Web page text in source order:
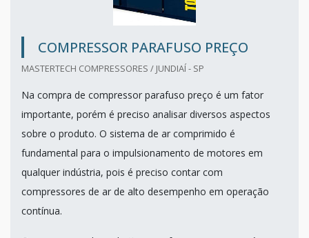
COMPRESSOR PARAFUSO PREÇO
MASTERTECH COMPRESSORES / JUNDIAÍ - SP
Na compra de compressor parafuso preço é um fator
importante, porém é preciso analisar diversos aspectos
sobre o produto. O sistema de ar comprimido é
fundamental para o impulsionamento de motores em
qualquer indústria, pois é preciso contar com
compressores de ar de alto desempenho em operação
contínua.